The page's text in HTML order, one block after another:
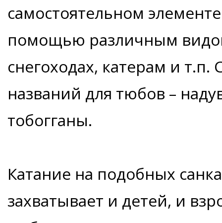
самостоятельном
помощью различным
снегоходах, катерам и
названий для тюбов –
тобогганы.
Катание на подобных
захватывает и детей, и